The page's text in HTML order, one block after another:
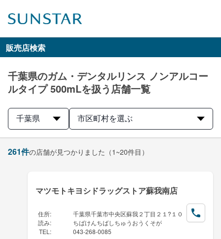
販売店検索
千葉県のガム・デンタルリンス ノンアルコー
ルタイプ 500mLを扱う店舗一覧
千葉県 市区町村を選ぶ
261件の店舗が見つかりました （1~20件目）
マツモトキヨシドラッグストア蘇我南店
住所:
千葉県千葉市中央区蘇我２丁目２１?１０
読み:
ちばけんちばしちゅうおうくそが
TEL : 043-268-0085